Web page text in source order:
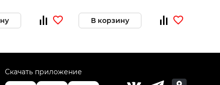
В корзину
Скачать приложение